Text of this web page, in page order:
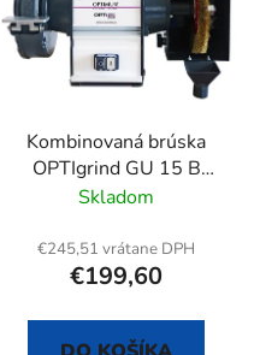
Kombinovaná brúska
OPTIgrind GU 15 B
(230 V)
Skladom
€245,51 vrátane DPH
€199,60